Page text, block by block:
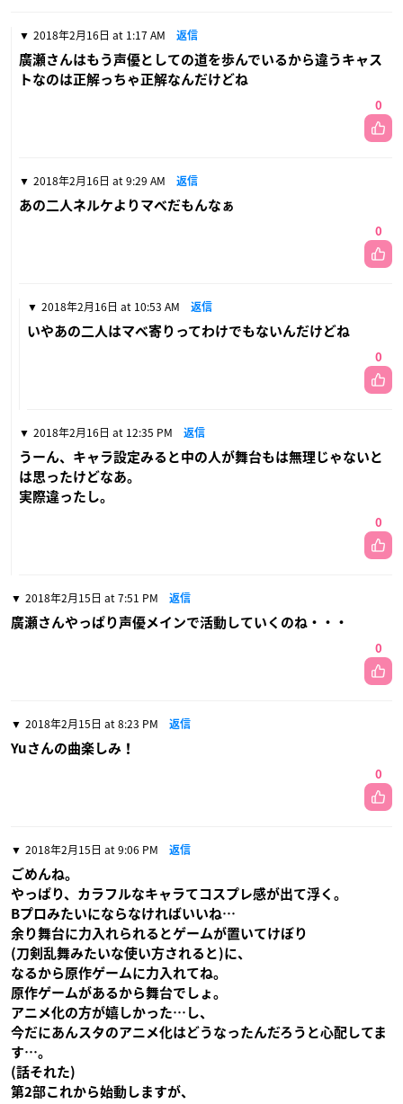
2018年2月16日 at 1:17 AM 返信
廣瀬さんはもう声優としての道を歩んでいるから違うキャス
トなのは正解っちゃ正解なんだけどね
0
2018年2月16日 at 9:29 AM 返信
あの二人ネルケよりマベだもんなぁ
0
2018年2月16日 at 10:53 AM 返信
いやあの二人はマベ寄りってわけでもないんだけどね
0
2018年2月16日 at 12:35 PM 返信
うーん、キャラ設定みると中の人が舞台もは無理じゃないと
は思ったけどなあ。
実際違ったし。
0
2018年2月15日 at 7:51 PM 返信
廣瀬さんやっぱり声優メインで活動していくのね・・・
0
2018年2月15日 at 8:23 PM 返信
Yuさんの曲楽しみ！
0
2018年2月15日 at 9:06 PM 返信
ごめんね。
やっぱり、カラフルなキャラてコスプレ感が出て浮く。
Bプロみたいにならなければいいね…
余り舞台に力入れられるとゲームが置いてけぼり
(刀剣乱舞みたいな使い方されると)に、
なるから原作ゲームに力入れてね。
原作ゲームがあるから舞台でしょ。
アニメ化の方が嬉しかった…し、
今だにあんスタのアニメ化はどうなったんだろうと心配してま
す…。
(話それた)
第2部これから始動しますが、